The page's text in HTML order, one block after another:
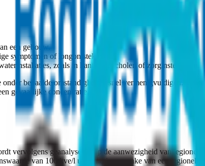
een gebouw.
symptomen of longontsteking.
zoals in kantoren, scholen of zorginstellingen.
bepaalde omstandigheden snel vermenigvuldigen.
gevaarlijke concentratie.
vervolgens geanalyseerd op de aanwezigheid van
van 100 kve/l uitkomt, is er sprake van een